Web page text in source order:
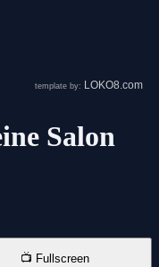
Salon
📺 Fullscreen